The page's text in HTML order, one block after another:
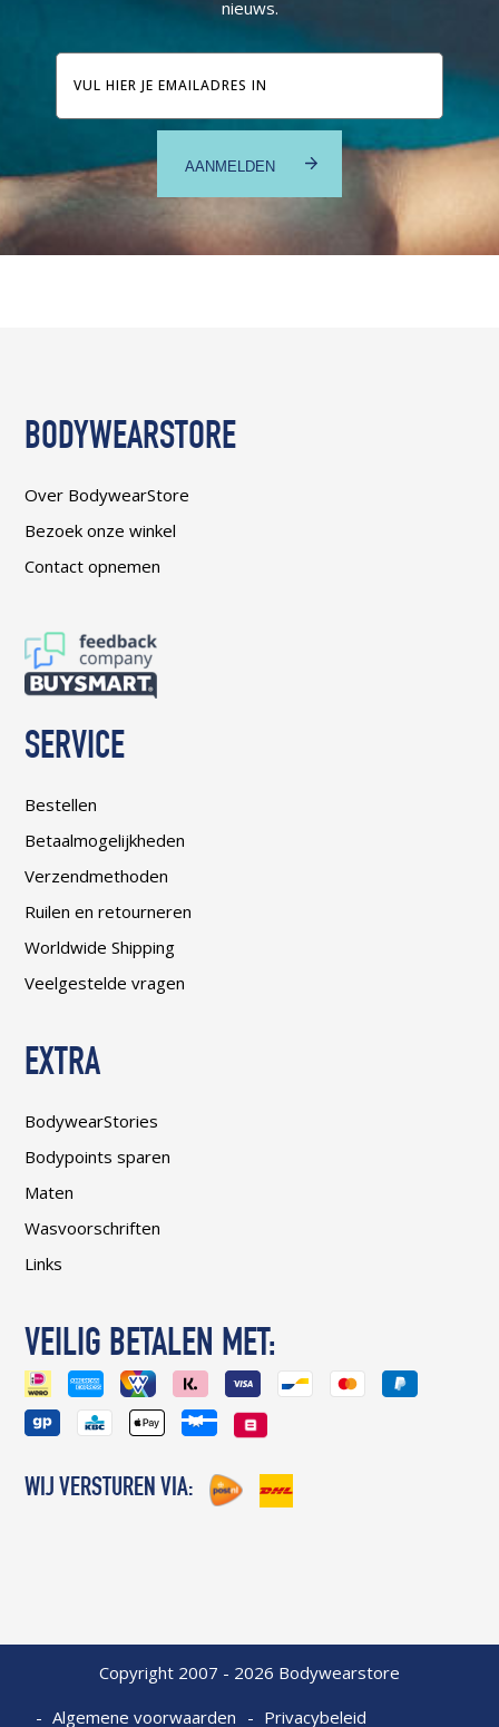
nieuws.
E-
mailadres
BODYWEARSTORE
Over BodywearStore
Bezoek onze winkel
Contact opnemen
SERVICE
Bestellen
Betaalmogelijkheden
Verzendmethoden
Ruilen en retourneren
Worldwide Shipping
Veelgestelde vragen
EXTRA
BodywearStories
Bodypoints sparen
Maten
Wasvoorschriften
Links
VEILIG BETALEN MET:
WIJ VERSTUREN VIA:
Copyright 2007 - 2026 Bodywearstore
Algemene voorwaarden
Privacybeleid